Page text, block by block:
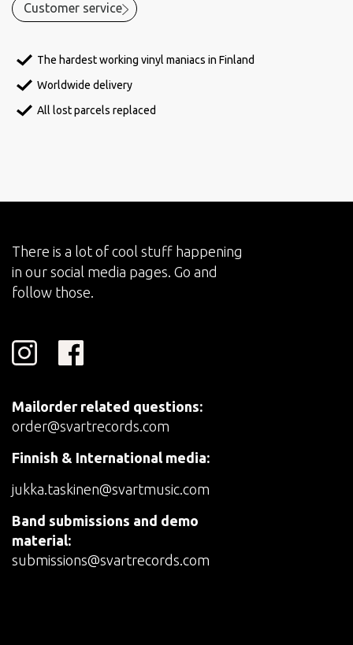
Customer service
The hardest working vinyl maniacs in Finland
Worldwide delivery
All lost parcels replaced
There is a lot of cool stuff happening
in our social media pages. Go and
follow those.
Mailorder related questions:
order@svartrecords.com
Finnish & International media:
jukka.taskinen@svartmusic.com
Band submissions and demo
material:
submissions@svartrecords.com